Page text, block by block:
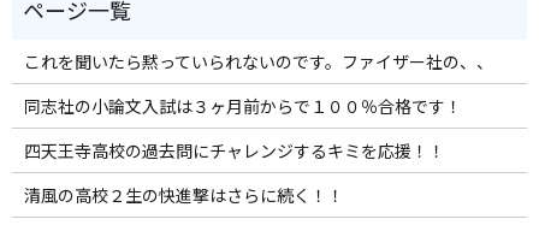
これを聞いたら黙っていられないのです。ファイザー社の、、
同志社の小論文入試は３ヶ月前からで１００％合格です！
四天王寺高校の過去問にチャレンジするキミを応援！！
清風の高校２生の快進撃はさらに続く！！